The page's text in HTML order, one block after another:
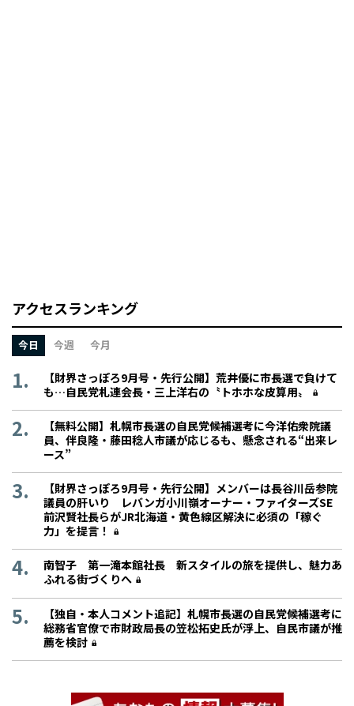
アクセスランキング
今日 今週 今月
【財界さっぽろ9月号・先行公開】荒井優に市長選で負けて
も…自民党札連会長・三上洋右の〝トホホな皮算用〟
【無料公開】札幌市長選の自民党候補選考に今洋佑衆院議
員、伴良隆・藤田稔人市議が応じるも、懸念される“出来レ
ース”
【財界さっぽろ9月号・先行公開】メンバーは長谷川岳参院
議員の肝いり レバンガ小川嶺オーナー・ファイターズSE
前沢賢社長らがJR北海道・黄色線区解決に必須の「稼ぐ
力」を提言！
南智子 第一滝本館社長 新スタイルの旅を提供し、魅力あ
ふれる街づくりへ
【独自・本人コメント追記】札幌市長選の自民党候補選考に
総務省官僚で市財政局長の笠松拓史氏が浮上、自民市議が推
薦を検討